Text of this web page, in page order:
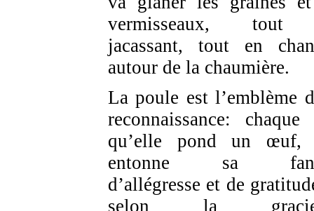
vermisseaux, tout
jacassant, tout en
autour de la chaumière.
La poule est l’emblème
reconnaissance:
qu’elle pond un œuf,
entonne sa
d’allégresse et de
selon la